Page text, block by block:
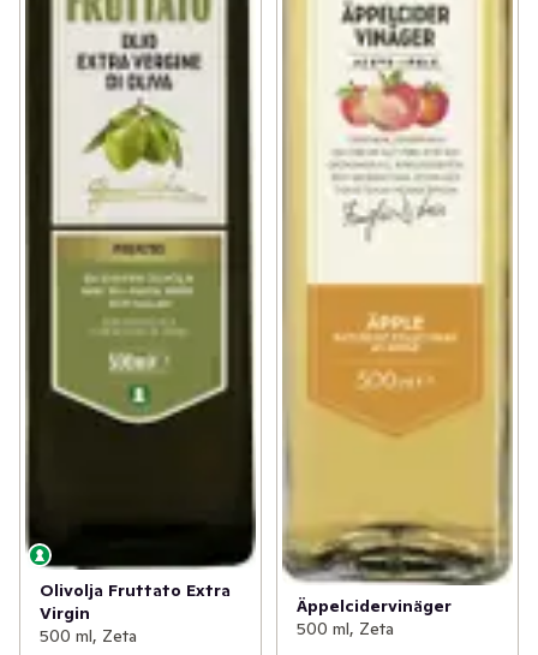
Olivolja Fruttato Extra
Virgin
500 ml, Zeta
Äppelcidervinäger
500 ml, Zeta